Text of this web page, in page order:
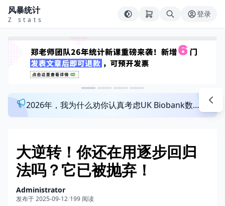
风暴统计
Z stats
登录
2026年，我为什么劝你认真考虑UK Biobank数据库？来看看这个一对一指导发文班
大逆转！你还在用逐步回归
法吗？它已被抛弃！
Administrator
发布于 2025-09-12/199 阅读